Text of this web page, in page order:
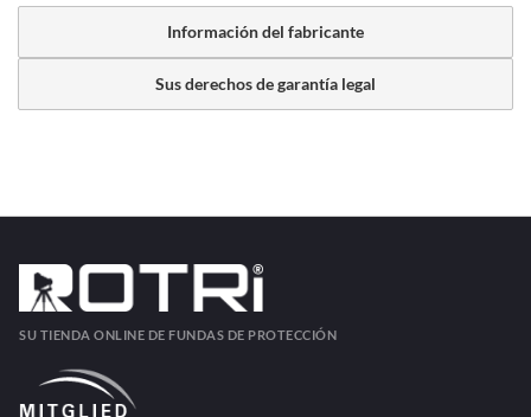
Información del fabricante
Sus derechos de garantía legal
SU TIENDA ONLINE DE FUNDAS DE PROTECCIÓN